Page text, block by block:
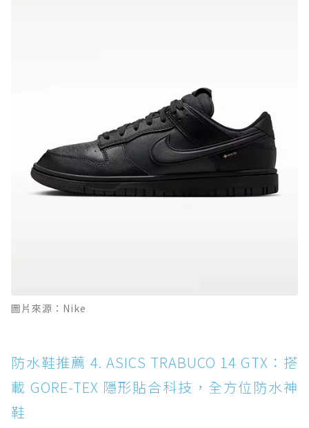
圖片來源：Nike
防水鞋推薦 4. ASICS TRABUCO 14 GTX：搭
載 GORE-TEX 隱形貼合科技，全方位防水神
鞋